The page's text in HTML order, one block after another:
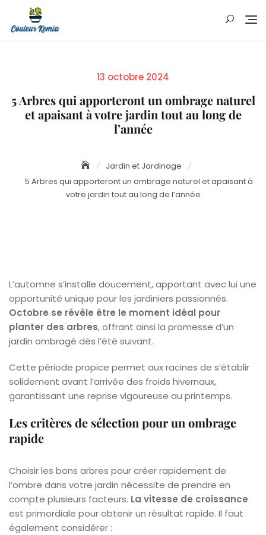
content
Posted
13 octobre 2024
5 Arbres qui apporteront un ombrage naturel
et apaisant à votre jardin tout au long de
l’année
Jardin et Jardinage
5 Arbres qui apporteront un ombrage naturel et apaisant à
votre jardin tout au long de l’année
L’automne s’installe doucement, apportant avec lui une
opportunité unique pour les jardiniers passionnés.
Octobre se révèle être le moment idéal pour
planter des arbres, offrant ainsi la promesse d’un
jardin ombragé dès l’été suivant.
Cette période propice permet aux racines de s’établir
solidement avant l’arrivée des froids hivernaux,
garantissant une reprise vigoureuse au printemps.
Les critères de sélection pour un ombrage
rapide
Choisir les bons arbres pour créer rapidement de
l’ombre dans votre jardin nécessite de prendre en
compte plusieurs facteurs. La vitesse de croissance
est primordiale pour obtenir un résultat rapide. Il faut
également considérer :